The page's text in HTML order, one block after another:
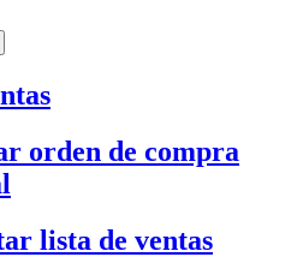
orden de compra
lista de ventas